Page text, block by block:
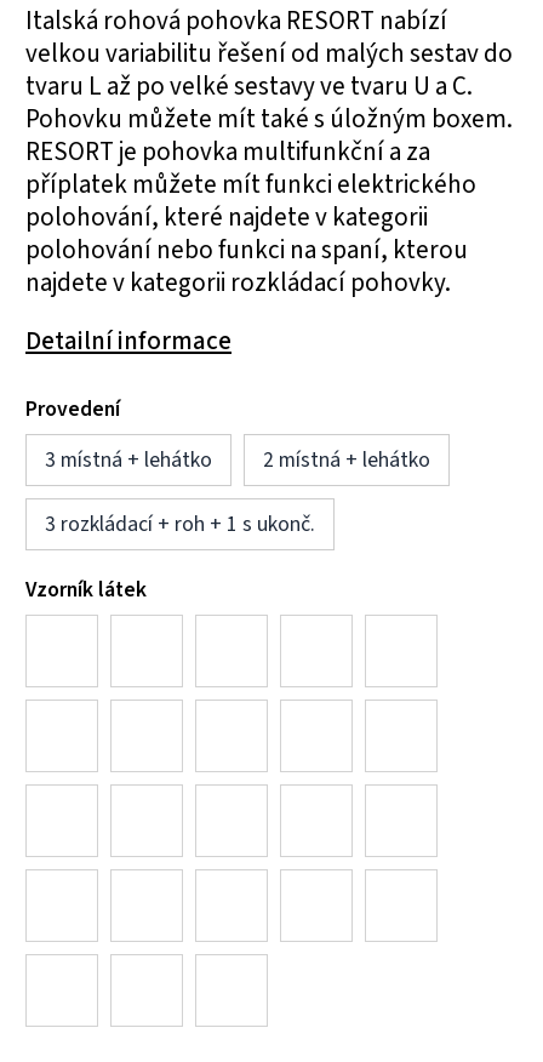
Italská rohová pohovka RESORT nabízí
velkou variabilitu řešení od malých sestav do
tvaru L až po velké sestavy ve tvaru U a C.
Pohovku můžete mít také s úložným boxem.
RESORT je pohovka multifunkční a za
příplatek můžete mít funkci elektrického
polohování, které najdete v kategorii
polohování nebo funkci na spaní, kterou
najdete v kategorii rozkládací pohovky.
Detailní informace
Provedení
3 místná + lehátko
2 místná + lehátko
3 rozkládací + roh + 1 s ukonč.
Vzorník látek